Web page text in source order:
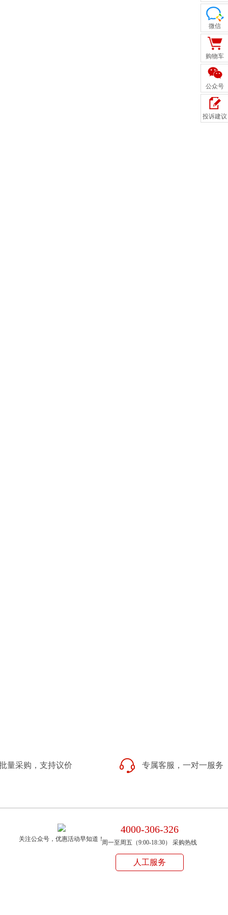
量采购，支持议价 专属客服，一对一服务
关注公众号，优惠活动早知道！
4000-306-326
周一至周五（9:00-18:30） 采购热线
人工服务
微信
购物车
公众号
投诉建议